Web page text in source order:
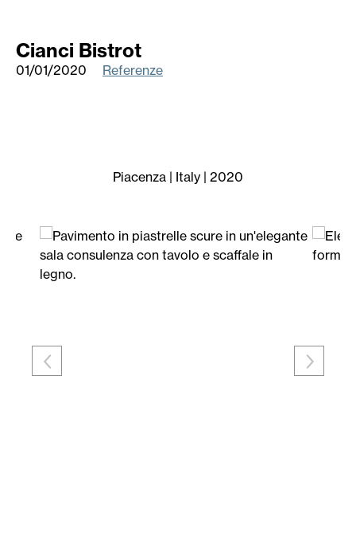
Cianci Bistrot
01/01/2020 Referenze
Piacenza | Italy | 2020